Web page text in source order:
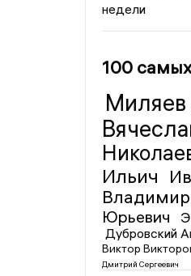
недели
100
Ильич
Юрьевич
Дубровский
Виктор
Дмитрий Сергеевич